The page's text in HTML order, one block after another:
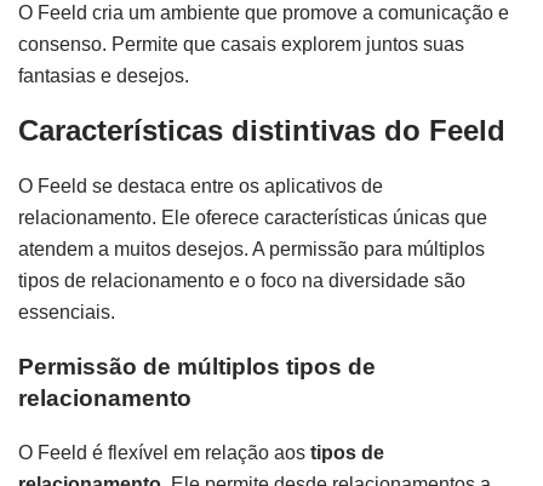
O Feeld cria um ambiente que promove a comunicação e
consenso. Permite que casais explorem juntos suas
fantasias e desejos.
Características distintivas do Feeld
O Feeld se destaca entre os aplicativos de
relacionamento. Ele oferece características únicas que
atendem a muitos desejos. A permissão para múltiplos
tipos de relacionamento e o foco na diversidade são
essenciais.
Permissão de múltiplos tipos de
relacionamento
O Feeld é flexível em relação aos tipos de